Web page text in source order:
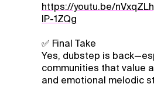
https://youtu.be/
lP-1ZQg
✅ Final Take
Yes, dubstep is
communities that value
and emotional melodic